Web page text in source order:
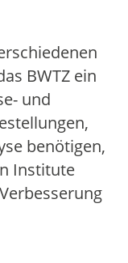
Bottrop
BWTZ ein
und
benötigen,
Institute